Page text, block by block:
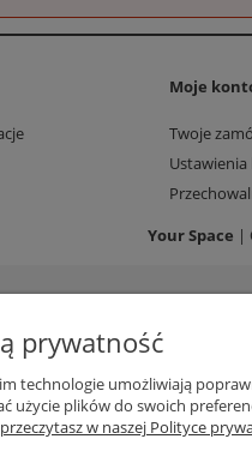
Moje
Twoje
Your Space |
prywatność
technologie umożliwiają
użycie plików do swoich
w naszej Polityce